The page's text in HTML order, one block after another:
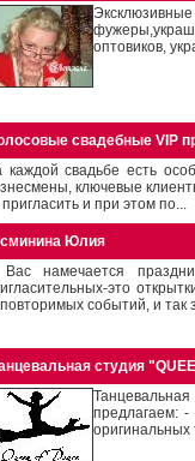
Эксклюзивные
оптовиков,
свадебные VIP
каждой свадьбе есть
ключевые
пригласить и при этом по...
Юлия
намечается
это
событий, и так
студия
предлагаем: -
оригинальных